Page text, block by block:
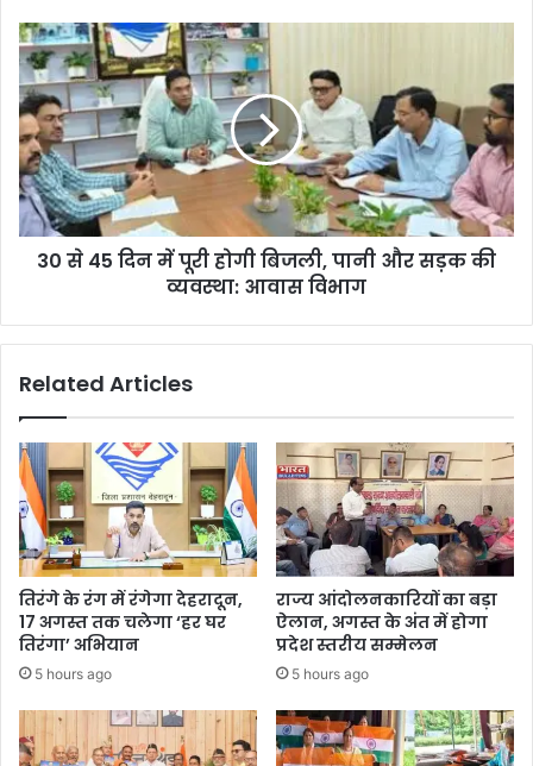
30 से 45 दिन में पूरी होगी बिजली, पानी और सड़क की
व्यवस्था: आवास विभाग
Related Articles
तिरंगे के रंग में रंगेगा देहरादून,
17 अगस्त तक चलेगा ‘हर घर
तिरंगा’ अभियान
5 hours ago
राज्य आंदोलनकारियों का बड़ा
ऐलान, अगस्त के अंत में होगा
प्रदेश स्तरीय सम्मेलन
5 hours ago